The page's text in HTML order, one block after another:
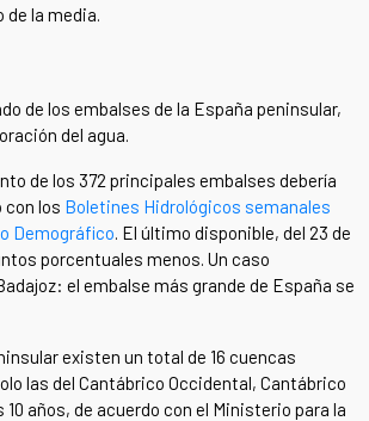
de la media.
de los embalses de la España peninsular,
del agua.
de los 372 principales embalses debería
con los Boletines Hidrológicos semanales
Demográfico. El último disponible, del 23 de
porcentuales menos. Un caso
el embalse más grande de España se
existen un total de 16 cuencas
las del Cantábrico Occidental, Cantábrico
años, de acuerdo con el Ministerio para la